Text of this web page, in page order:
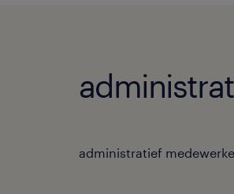
administratief